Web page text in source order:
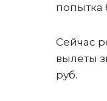
попытка
Сейчас
вылеты
руб.